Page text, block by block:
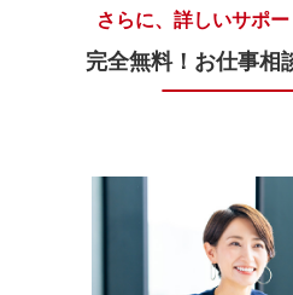
さらに、詳しいサポ
完全無料！お仕事相